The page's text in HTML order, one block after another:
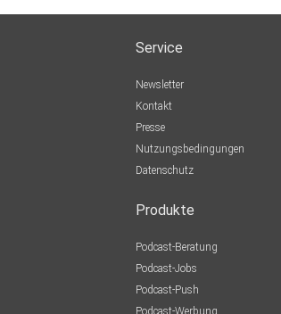
Service
Newsletter
Kontakt
Presse
Nutzungsbedingungen
Datenschutz
Produkte
Podcast-Beratung
Podcast-Jobs
Podcast-Push
Podcast-Werbung